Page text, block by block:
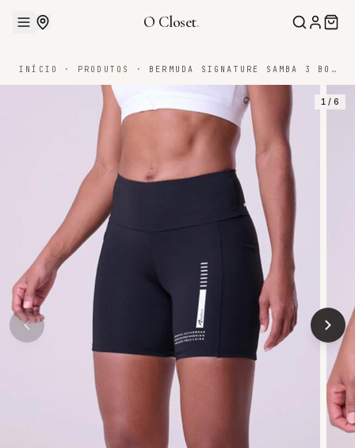
O Closet.
INÍCIO · PRODUTOS · BERMUDA SIGNATURE SAMBA 3 BOLSOS 15CM
1 / 6